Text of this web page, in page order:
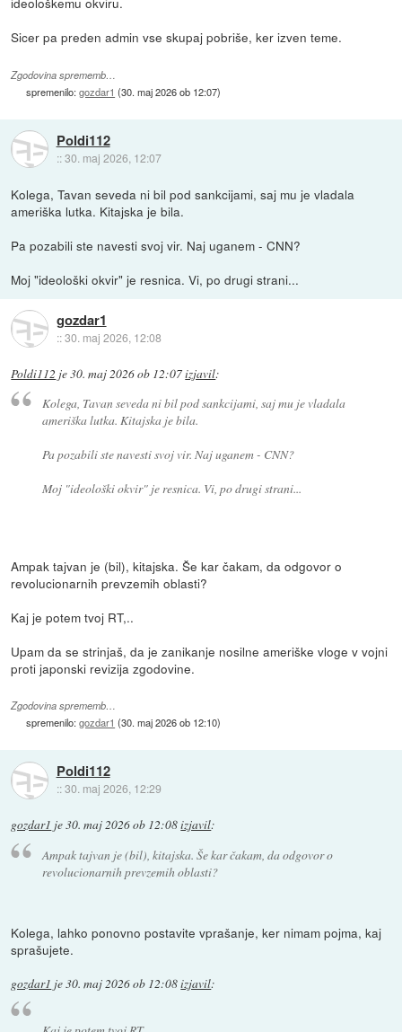
Sicer pa preden admin vse skupaj pobriše, ker izven teme.
Zgodovina sprememb…
spremenilo:gozdar1 (30. maj 2026 ob 12:07)
Poldi112
::30. maj 2026, 12:07
Kolega, Tavan seveda ni bil pod sankcijami, saj mu je vladala
ameriška lutka. Kitajska je bila.
Pa pozabili ste navesti svoj vir. Naj uganem - CNN?
Moj "ideološki okvir" je resnica. Vi, po drugi strani...
gozdar1
::30. maj 2026, 12:08
Poldi112 je30. maj 2026 ob 12:07izjavil:
Kolega, Tavan seveda ni bil pod sankcijami, saj mu je vladala
ameriška lutka. Kitajska je bila.
Pa pozabili ste navesti svoj vir. Naj uganem - CNN?
Moj "ideološki okvir" je resnica. Vi, po drugi strani...
Ampak tajvan je (bil), kitajska. Še kar čakam, da odgovor o
revolucionarnih prevzemih oblasti?
Kaj je potem tvoj RT,..
Upam da se strinjaš, da je zanikanje nosilne ameriške vloge v vojni
proti japonski revizija zgodovine.
Zgodovina sprememb…
spremenilo:gozdar1 (30. maj 2026 ob 12:10)
Poldi112
::30. maj 2026, 12:29
gozdar1 je30. maj 2026 ob 12:08izjavil:
Ampak tajvan je (bil), kitajska. Še kar čakam, da odgovor o
revolucionarnih prevzemih oblasti?
Kolega, lahko ponovno postavite vprašanje, ker nimam pojma, kaj
sprašujete.
gozdar1 je30. maj 2026 ob 12:08izjavil: